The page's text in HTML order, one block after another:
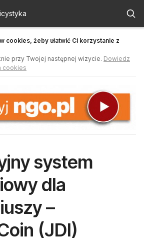
- ngo.pl
cookies, żeby ułatwić Ci korzystanie z
przy Twojej następnej wizycie. Dowiedz
cookies
system
dla
–
(JDI)